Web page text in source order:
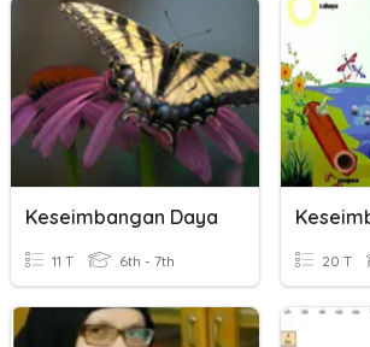
Keseimbangan Daya
11 T 6th - 7th 20 T